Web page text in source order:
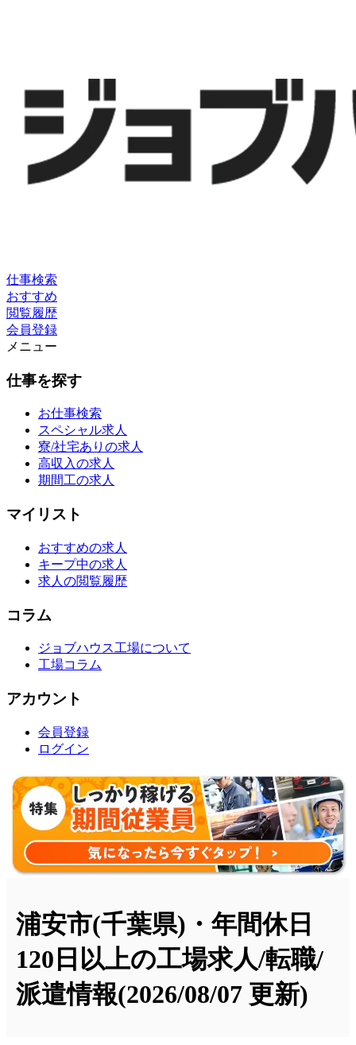
仕事検索
おすすめ
閲覧履歴
会員登録
メニュー
仕事を探す
お仕事検索
スペシャル求人
寮/社宅ありの求人
高収入の求人
期間工の求人
マイリスト
おすすめの求人
キープ中の求人
求人の閲覧履歴
コラム
ジョブハウス工場について
工場コラム
アカウント
会員登録
ログイン
浦安市(千葉県)・年間休日
120日以上の工場求人/転職/
派遣情報(2026/08/07 更新)